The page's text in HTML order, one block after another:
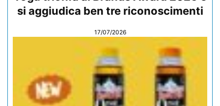
si aggiudica ben tre riconoscimenti
17/07/2026